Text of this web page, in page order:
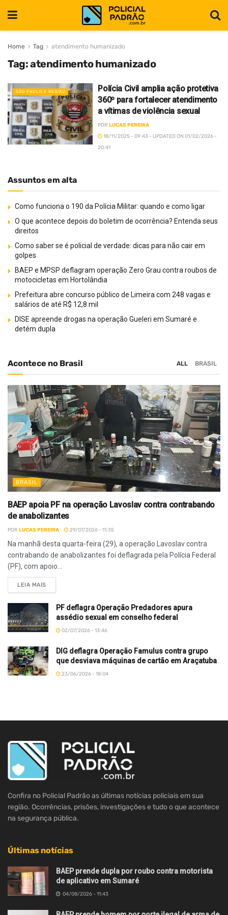
Home Tag atendimento humanizado
Tag:atendimento humanizado
SÃO PAULO E REGIÃO
Polícia Civil amplia ação protetiva
360º para fortalecer atendimento
a vítimas de violência sexual
POR LUCAS PEREIRA
18/11/2025 - 09:43 - UPDATED ON 01/02/2026 -
20:41
Assuntos em alta
Como funciona o 190 da Polícia Militar: quando e como ligar
O que acontece depois do boletim de ocorrência? Entenda seus
direitos
Como saber se é policial de verdade: dicas para não cair em
golpes
BAEP e MPSP deflagram operação Zero Grau contra roubos de
motocicletas em Hortolândia
Prefeitura abre concurso público de Limeira com 248 vagas e
salários de até R$ 12,8 mil
DISE apreende drogas na operação Gueleri em Sumaré e
detém dupla
Acontece no Brasil ALL BRASIL
BRASIL
BAEP apoia PF na operação Lavoslav contra contrabando
de anabolizantes
POR LUCAS PEREIRA 29/07/2026 - 11:35
Na manhã desta quarta-feira (29), a operação Lavoslav contra
contrabando de anabolizantes foi deflagrada pela Polícia Federal
(PF), com apoio...
LEIA MAIS
PF deflagra Operação Predadores apura
assédio sexual em conselho federal
02/07/2026 - 13:46
DIG deflagra Operação Famulus contra grupo
que desviava máquinas de cartão em Araçatuba
23/06/2026 - 18:04
Confira no Policial Padrão as últimas notícias policiais em sua
região. Ocorrências, prisões, investigações e tudo o que acontece
na segurança pública.
Últimas notícias
BAEP prende dupla por roubo contra motorista
de aplicativo em Sumaré
04/08/2026 - 11:43